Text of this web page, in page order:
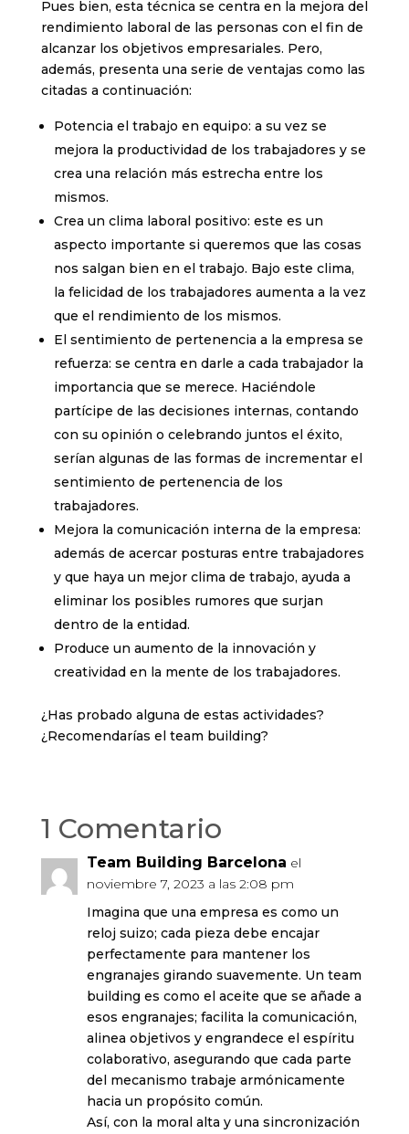
Pues bien, esta técnica se centra en la mejora del
rendimiento laboral de las personas con el fin de
alcanzar los objetivos empresariales. Pero,
además, presenta una serie de ventajas como las
citadas a continuación:
Potencia el trabajo en equipo: a su vez se
mejora la productividad de los trabajadores y se
crea una relación más estrecha entre los
mismos.
Crea un clima laboral positivo: este es un
aspecto importante si queremos que las cosas
nos salgan bien en el trabajo. Bajo este clima,
la felicidad de los trabajadores aumenta a la vez
que el rendimiento de los mismos.
El sentimiento de pertenencia a la empresa se
refuerza: se centra en darle a cada trabajador la
importancia que se merece. Haciéndole
partícipe de las decisiones internas, contando
con su opinión o celebrando juntos el éxito,
serían algunas de las formas de incrementar el
sentimiento de pertenencia de los
trabajadores.
Mejora la comunicación interna de la empresa:
además de acercar posturas entre trabajadores
y que haya un mejor clima de trabajo, ayuda a
eliminar los posibles rumores que surjan
dentro de la entidad.
Produce un aumento de la innovación y
creatividad en la mente de los trabajadores.
¿Has probado alguna de estas actividades?
¿Recomendarías el team building?
1 Comentario
Team Building Barcelona el
noviembre 7, 2023 a las 2:08 pm
Imagina que una empresa es como un
reloj suizo; cada pieza debe encajar
perfectamente para mantener los
engranajes girando suavemente. Un team
building es como el aceite que se añade a
esos engranajes; facilita la comunicación,
alinea objetivos y engrandece el espíritu
colaborativo, asegurando que cada parte
del mecanismo trabaje armónicamente
hacia un propósito común.
Así, con la moral alta y una sincronización